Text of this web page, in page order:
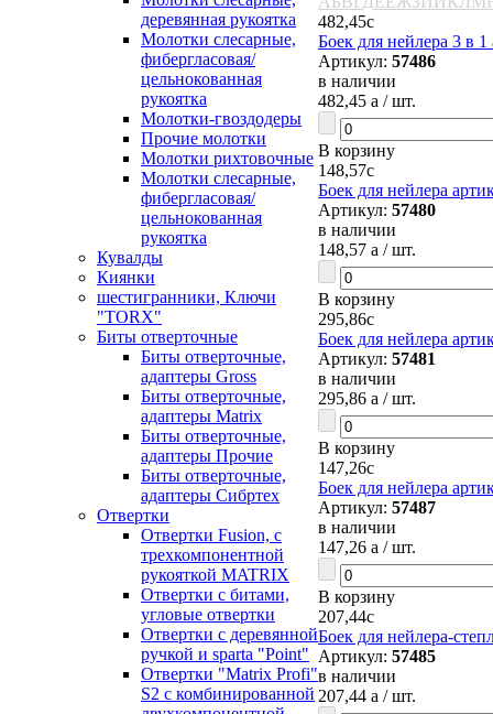
деревянная рукоятка
Молотки слесарные,
фибергласовая/
цельнокованная
рукоятка
Молотки-гвоздодеры
Прочие молотки
Молотки рихтовочные
Молотки слесарные,
фибергласовая/
цельнокованная
рукоятка
Кувалды
Киянки
шестигранники, Ключи
"TORX"
Биты отверточные
Биты отверточные,
адаптеры Gross
Биты отверточные,
адаптеры Matrix
Биты отверточные,
адаптеры Прочие
Биты отверточные,
адаптеры Сибртех
Отвертки
Отвертки Fusion, c
трехкомпонентной
рукояткой MATRIX
Отвертки с битами,
угловые отвертки
Отвертки с деревянной
ручкой и sparta "Point"
Отвертки "Matrix Profi"
S2 с комбинированной
482,45c
Боек для нейлера 3 в
Артикул: 57486
в наличии
482,45 a / шт.
В корзину
148,57c
Боек для нейлера
Артикул: 57480
в наличии
148,57 a / шт.
В корзину
295,86c
Боек для нейлера
Артикул: 57481
в наличии
295,86 a / шт.
В корзину
147,26c
Боек для нейлера
Артикул: 57487
в наличии
147,26 a / шт.
В корзину
207,44c
Боек для нейлера-
Артикул: 57485
в наличии
207,44 a / шт.